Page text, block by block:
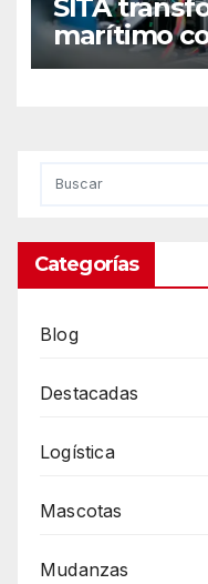
SITA
marítimo
de
Categorías
Blog
Destacadas
Logística
Mascotas
Mudanzas